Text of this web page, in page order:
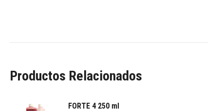
Productos Relacionados
FORTE 4 250 ml